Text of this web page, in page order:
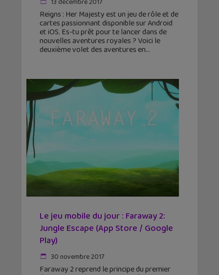
Reigns : Her Majesty est un jeu de rôle et de
cartes passionnant disponible sur Android
et iOS. Es-tu prêt pour te lancer dans de
nouvelles aventures royales ? Voici le
deuxième volet des aventures en
Le jeu mobile du jour : Faraway 2:
Jungle Escape (App Store / Google
Play)
30 novembre 2017
Faraway 2 reprend le principe du premier